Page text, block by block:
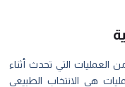
العمليات التي تحدث أثناء
هي الانتخاب الطبيعي